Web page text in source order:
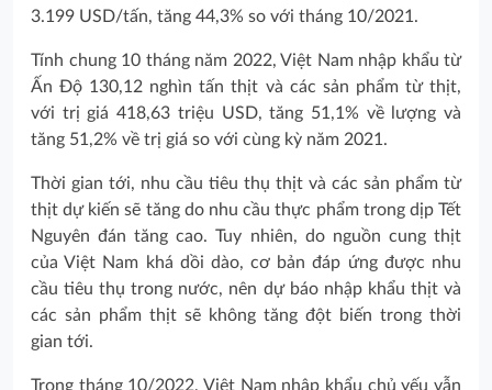
3.199 USD/tấn, tăng 44,3% so với tháng 10/2021.
Tính chung 10 tháng năm 2022, Việt Nam nhập khẩu từ
Ấn Độ 130,12 nghìn tấn thịt và các sản phẩm từ thịt,
với trị giá 418,63 triệu USD, tăng 51,1% về lượng và
tăng 51,2% về trị giá so với cùng kỳ năm 2021.
Thời gian tới, nhu cầu tiêu thụ thịt và các sản phẩm từ
thịt dự kiến sẽ tăng do nhu cầu thực phẩm trong dịp Tết
Nguyên đán tăng cao. Tuy nhiên, do nguồn cung thịt
của Việt Nam khá dồi dào, cơ bản đáp ứng được nhu
cầu tiêu thụ trong nước, nên dự báo nhập khẩu thịt và
các sản phẩm thịt sẽ không tăng đột biến trong thời
gian tới.
Trong tháng 10/2022, Việt Nam nhập khẩu chủ yếu vẫn